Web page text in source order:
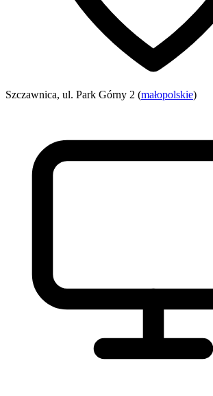
Szczawnica, ul. Park Górny 2 (małopolskie)